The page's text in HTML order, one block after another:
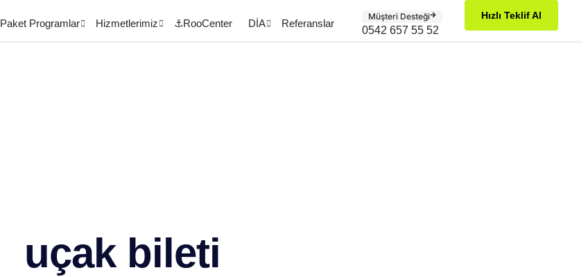
Paket Programlar Hizmetlerimiz ⚓RooCenter DİA Referanslar
Müşteri Desteği
0542 657 55 52
Hızlı Teklif Al
uçak bileti